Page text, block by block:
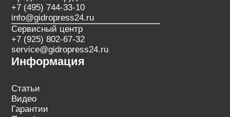
+7 (495) 744-33-10
info@gidropress24.ru
Сервисный центр
+7 (925) 802-67-32
service@gidropress24.ru
Информация
Статьи
Видео
Гарантии